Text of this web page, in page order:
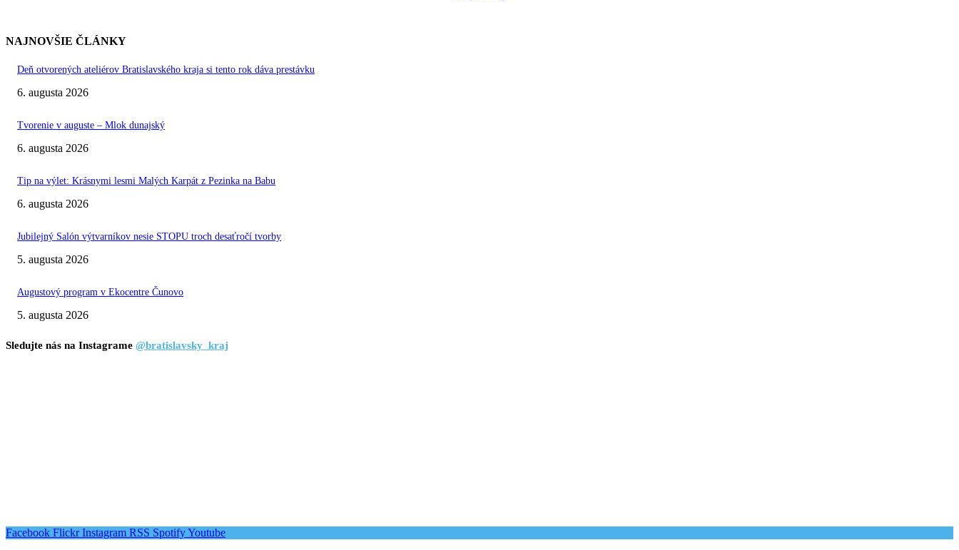
NAJNOVŠIE ČLÁNKY
Deň otvorených ateliérov Bratislavského kraja si tento rok dáva prestávku
6. augusta 2026
Tvorenie v auguste – Mlok dunajský
6. augusta 2026
Tip na výlet: Krásnymi lesmi Malých Karpát z Pezinka na Babu
6. augusta 2026
Jubilejný Salón výtvarníkov nesie STOPU troch desaťročí tvorby
5. augusta 2026
Augustový program v Ekocentre Čunovo
5. augusta 2026
Sledujte nás na Instagrame @bratislavsky_kraj
Facebook Flickr Instagram RSS SpotifyYoutube